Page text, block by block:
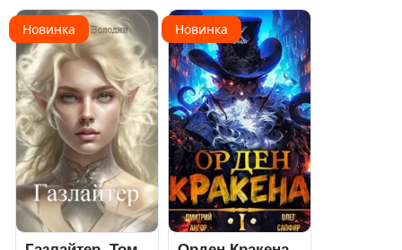
Новинка Новинка